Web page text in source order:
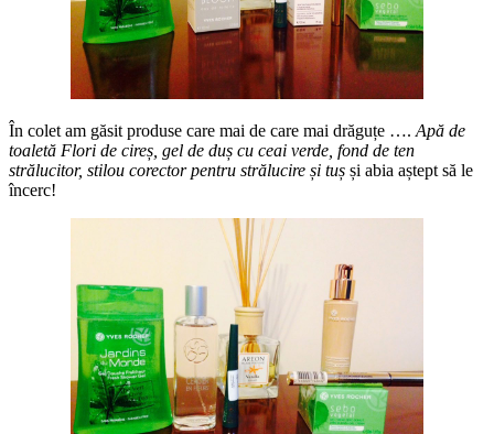
În colet am găsit produse care mai de care mai drăguțe …. Apă de
toaletă Flori de cireș, gel de duș cu ceai verde, fond de ten
strălucitor, stilou corector pentru strălucire și tuș și abia aștept să le
încerc!